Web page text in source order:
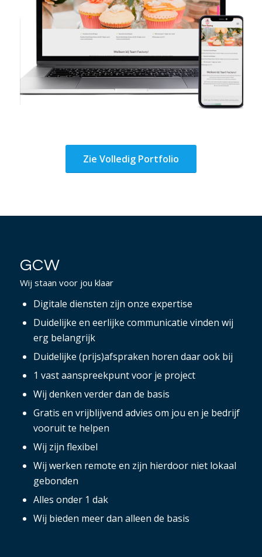
Zie Volledig Portfolio
GCW
Wij staan voor jou klaar
Digitale diensten zijn onze expertise
Duidelijke en eerlijke communicatie vinden wij
erg belangrijk
Duidelijke (prijs)afspraken horen daar ook bij
1 vast aanspreekpunt voor je project
Wij denken verder dan de basis
Gratis en vrijblijvend advies om jou en je bedrijf
vooruit te helpen
Wij zijn flexibel
Wij werken remote en zijn hierdoor niet lokaal
gebonden
Alles onder 1 dak
Wij bieden meer dan alleen de basis